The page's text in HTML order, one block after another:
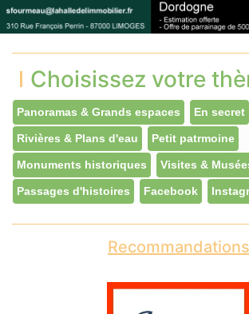
Choisissez votre
Panoramas & Grands espaces En secret
Rivières & Plans d'eau Petit patrmoine
Monuments historiques Visites &
Passages d'histoires Facebook
Recommandations